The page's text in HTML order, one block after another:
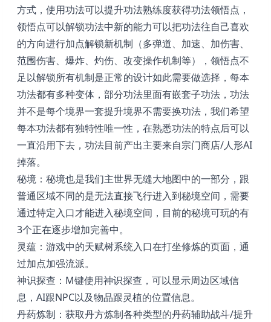
方式，使用功法可以提升功法熟练度获得功法领悟点，
领悟点可以解锁功法中新的能力可以把功法往自己喜欢
的方向进行加点解锁新机制（多弹道、加速、加伤害、
范围伤害、爆炸、灼伤、改变操作机制等），领悟点不
足以解锁所有机制是正常的设计如此需要做选择，每本
功法都有多种变体，部分功法里面有嵌套子功法，功法
并不是每个境界一套提升境界不需要换功法，我们希望
每本功法都有独特性唯一性，在熟悉功法的特点后可以
一直沿用下去，功法目前产出主要来自宗门商店/人形AI
掉落。
秘境：秘境也是我们主世界无缝大地图中的一部分，跟
普通区域不同的是无法直接飞行进入到秘境空间，需要
通过特定入口才能进入秘境空间，目前的秘境可玩的有
3个正在逐步增加完善中。
灵蕴：游戏中的天赋树系统入口在打坐修炼的页面，通
过加点加强流派。
神识探查：M键使用神识探查，可以显示周边区域信
息，AI跟NPC以及物品跟灵植的位置信息。
丹药炼制：获取丹方炼制各种类型的丹药辅助战斗/提升